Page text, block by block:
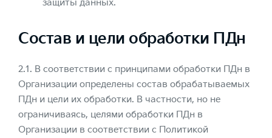
защиты данных.
Состав и цели обработки ПДн
2.1. В соответствии с принципами обработки ПДн в
Организации определены состав обрабатываемых
ПДн и цели их обработки. В частности, но не
ограничиваясь, целями обработки ПДн в
Организации в соответствии с Политикой